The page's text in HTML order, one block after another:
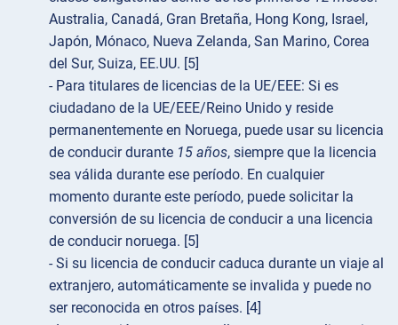
Australia, Canadá, Gran Bretaña, Hong Kong, Israel,
Japón, Mónaco, Nueva Zelanda, San Marino, Corea
del Sur, Suiza, EE.UU. [5]
- Para titulares de licencias de la UE/EEE: Si es
ciudadano de la UE/EEE/Reino Unido y reside
permanentemente en Noruega, puede usar su licencia
de conducir durante 15 años, siempre que la licencia
sea válida durante ese período. En cualquier
momento durante este período, puede solicitar la
conversión de su licencia de conducir a una licencia
de conducir noruega. [5]
- Si su licencia de conducir caduca durante un viaje al
extranjero, automáticamente se invalida y puede no
ser reconocida en otros países. [4]